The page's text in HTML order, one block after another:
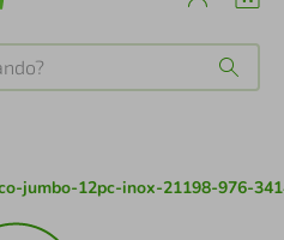
jumbo-12pc-inox-21198-976-